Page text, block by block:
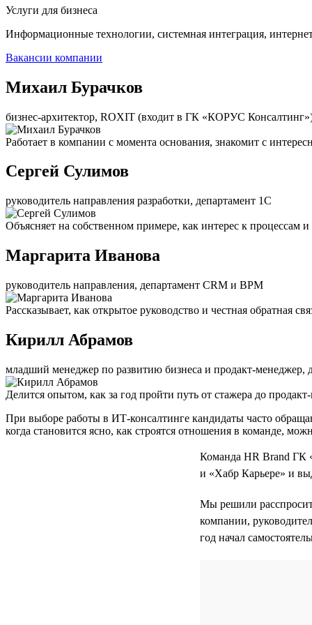
Услуги для бизнеса
Информационные технологии, системная интеграция,
Вакансии компании
Михаил Бурачков
бизнес-архитектор, ROXIT (входит в ГК «КОРУС
Работает в компании с момента основания, знакомит с
Сергей Сулимов
руководитель направления разработки, департамент 1С
Объясняет на собственном примере, как интерес к процессам
Маргарита Иванова
руководитель направления, департамент CRM и BPM
Рассказывает, как открытое руководство и честная обратная
Кирилл Абрамов
младший менеджер по развитию бизнеса и продакт-менеджер,
Делится опытом, как за год пройти путь от стажера до
При выборе работы в ИТ-консалтинге кандидаты часто
когда становится ясно, как строятся отношения в команде,
Команда HR Brand ГК
и «Хабр Карьере» и
Мы решили
компании,
год начал